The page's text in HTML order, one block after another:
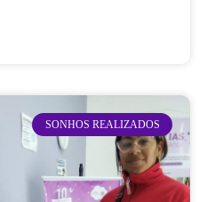
SONHOS REALIZADOS